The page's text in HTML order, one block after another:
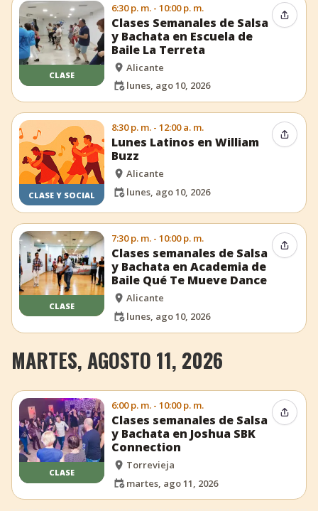
CLASE
6:30 p. m. - 10:00 p. m.
Clases Semanales de Salsa
y Bachata en Escuela de
Baile La Terreta
Alicante
lunes, ago 10, 2026
CLASE Y SOCIAL
8:30 p. m. - 12:00 a. m.
Lunes Latinos en William
Buzz
Alicante
lunes, ago 10, 2026
CLASE
7:30 p. m. - 10:00 p. m.
Clases semanales de Salsa
y Bachata en Academia de
Baile Qué Te Mueve Dance
Alicante
lunes, ago 10, 2026
MARTES, AGOSTO 11, 2026
CLASE
6:00 p. m. - 10:00 p. m.
Clases semanales de Salsa
y Bachata en Joshua SBK
Connection
Torrevieja
martes, ago 11, 2026